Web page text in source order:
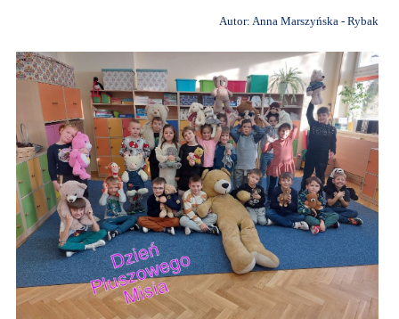
Autor: Anna Marszyńska - Rybak